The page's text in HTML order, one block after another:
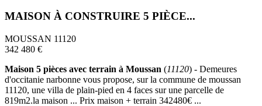
MAISON À CONSTRUIRE 5 PIÈCE...
MOUSSAN 11120
342 480 €
Maison 5 pièces avec terrain à Moussan (11120) - Demeures
d'occitanie narbonne vous propose, sur la commune de moussan
11120, une villa de plain-pied en 4 faces sur une parcelle de
819m2.la maison ... Prix maison + terrain 342480€ ...